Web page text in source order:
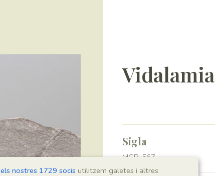
Sigla
MGB-567
els nostres 1729 socis utilitzem galetes i altres